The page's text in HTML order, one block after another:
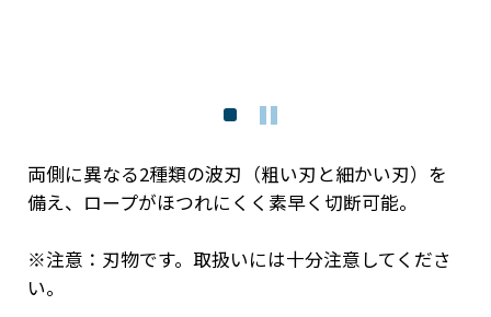
両側に異なる2種類の波刃（粗い刃と細かい刃）を
備え、ロープがほつれにくく素早く切断可能。
※注意：刃物です。取扱いには十分注意してくださ
い。